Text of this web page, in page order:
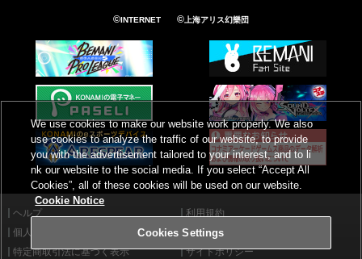
©INTERNET ©上海アリス幻樂団
ヘルプ
利用規約
個人情報等保護方針
外部送信について
特定商取引法に基づく表示
サイトポリシー
We use cookies to make our website work properly. We also
use cookies to analyze the traffic of our website, to provide
you with the advertisement tailored to your interest, and to li
nk our website to the social media. If you select “Accept All
Cookies”, all of these cookies will be used on our website.
Cookie Notice
Cookies Settings